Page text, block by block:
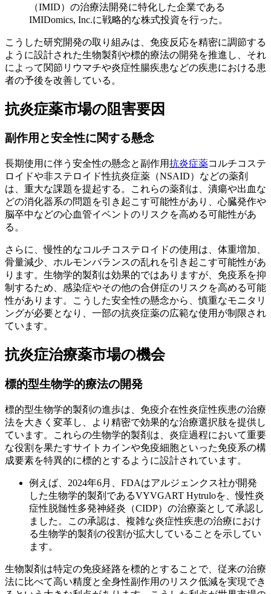
（IMID）の治療法開発に特化した企業である
IMIDomics, Inc.に戦略的な株式投資を行った。
こうした研究開発の取り組みは、免疫反応を精密に調節する
ように設計された生物製剤や標的療法の開発を推進し、それ
によって関節リウマチや炎症性腸疾患などの疾患における患
者の予後を改善している。
抗炎症薬市場の阻害要因
副作用と安全性に関する懸念
長期使用に伴う安全性の懸念と副作用抗炎症薬コルチコステ
ロイドや非ステロイド性抗炎症薬（NSAID）などの薬剤
は、重大な課題を提起する。これらの薬剤は、潰瘍や出血な
どの消化器系の問題を引き起こす可能性があり、心臓発作や
脳卒中などの心血管イベントのリスクを高める可能性があ
る。
さらに、慢性的なコルチコステロイドの使用は、体重増加、
骨量減少、ホルモンバランスの乱れを引き起こす可能性があ
ります。生物学的製剤は効果的ではありますが、免疫系を抑
制するため、感染症やその他の合併症のリスクを高める可能
性があります。こうした安全性の懸念から、慎重なモニタリ
ングが必要となり、一部の抗炎症薬の広範な使用が制限され
ています。
抗炎症治療薬市場の機会
標的型生物学的療法の開発
標的型生物学的製剤の進歩は、免疫介在性炎症性疾患の治療
法を大きく変革し、より精密で効果的な治療選択肢を提供し
ています。これらの生物学的製剤は、炎症過程において重要
な役割を果たすサイトカインや免疫細胞といった免疫系の構
成要素を特異的に標的とするように設計されています。
例えば、2024年6月、FDAはアルジェンクス社が開発
した生物学的製剤であるVYVGART Hytruloを、慢性炎
症性脱髄性多発神経炎（CIDP）の治療薬として承認し
ました。この承認は、複雑な炎症性疾患の治療におけ
る生物学的製剤の役割が拡大していることを示してい
ます。
生物製剤は特定の免疫経路を標的とすることで、従来の治療
法に比べて高い精度と全身性副作用のリスク低減を実現でき